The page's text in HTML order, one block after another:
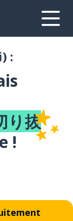
:
り抜
!